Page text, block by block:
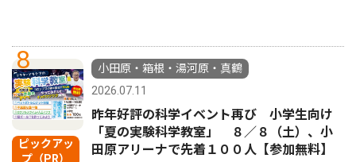
8
ピックアッ
プ（PR）
小田原・箱根・湯河原・真鶴
2026.07.11
昨年好評の科学イベント再び 小学生向け
「夏の実験科学教室」 ８／８（土）、小
田原アリーナで先着１００人【参加無料】